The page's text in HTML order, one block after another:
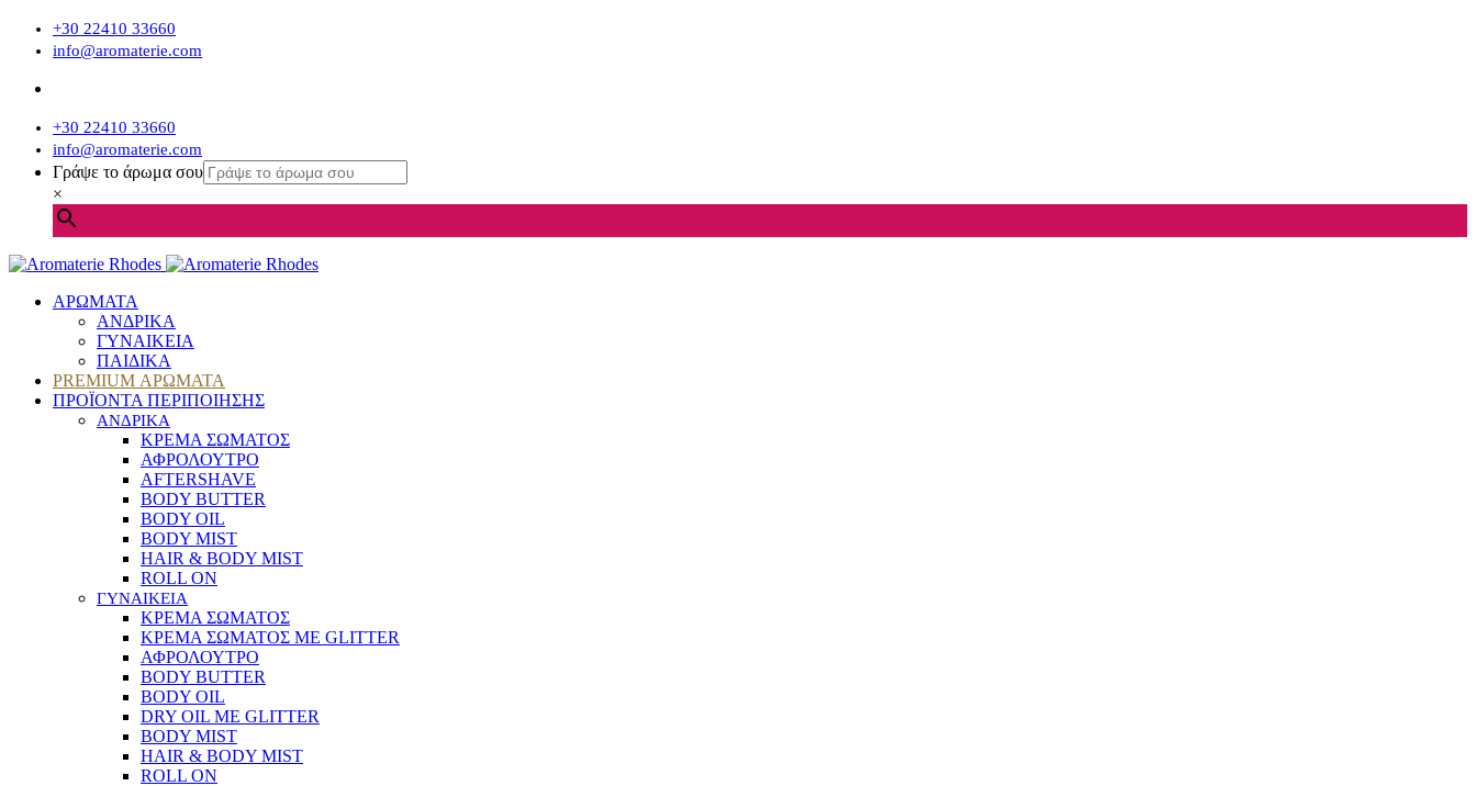
+30 22410 33660
info@aromaterie.com
+30 22410 33660
info@aromaterie.com
Γράψε το άρωμα σου
×
ΑΡΩΜΑΤΑ
ΑΝΔΡΙΚΑ
ΓΥΝΑΙΚΕΙΑ
ΠΑΙΔΙΚΑ
PREMIUM ΑΡΩΜΑΤΑ
ΠΡΟΪΟΝΤΑ ΠΕΡΙΠΟΙΗΣΗΣ
ΑΝΔΡΙΚΑ
ΚΡΕΜΑ ΣΩΜΑΤΟΣ
ΑΦΡΟΛΟΥΤΡΟ
AFTERSHAVE
BODY BUTTER
BODY OIL
BODY MIST
HAIR & BODY MIST
ROLL ON
ΓΥΝΑΙΚΕΙΑ
ΚΡΕΜΑ ΣΩΜΑΤΟΣ
ΚΡΕΜΑ ΣΩΜΑΤΟΣ ΜΕ GLITTER
ΑΦΡΟΛΟΥΤΡΟ
BODY BUTTER
BODY OIL
DRY OIL ΜΕ GLITTER
BODY MIST
HAIR & BODY MIST
ROLL ON